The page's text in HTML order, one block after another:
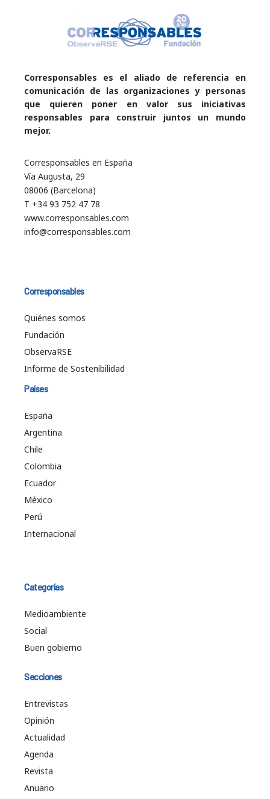
Corresponsables es el aliado de referencia en
comunicación de las organizaciones y personas
que quieren poner en valor sus iniciativas
responsables para construir juntos un mundo
mejor.
Corresponsables en España
Vía Augusta, 29
08006 (Barcelona)
T +34 93 752 47 78
www.corresponsables.com
info@corresponsables.com
Corresponsables
Quiénes somos
Fundación
ObservaRSE
Informe de Sostenibilidad
Países
España
Argentina
Chile
Colombia
Ecuador
México
Perú
Internacional
Categorías
Medioambiente
Social
Buen gobierno
Secciones
Entrevistas
Opinión
Actualidad
Agenda
Revista
Anuario